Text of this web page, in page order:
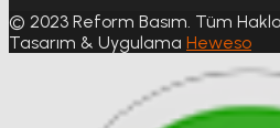
© 2023 Reform Basım. Tüm
Tasarım & Uygulama Heweso